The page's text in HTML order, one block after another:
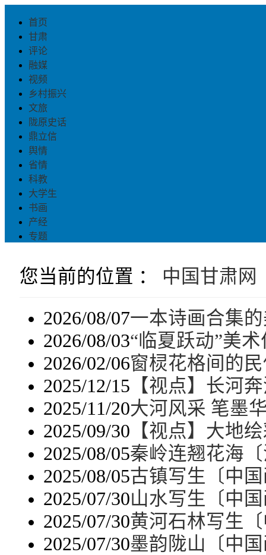
首页
甘肃
评论
融媒
视频
乡村振兴
文旅
陇原史话
鼎立信
舆情
省情
科教
大学生
书画
产经
专题
您当前的位置 ： 中国甘肃网
2026/08/07一本诗画合集
2026/08/03“临夏跃动”美
2026/02/06窗棂花格间的
2025/12/15 【视点】长河
2025/11/20大河风采 笔墨
2025/09/30 【视点】大地
2025/08/05秦岭连翘花海
2025/08/05古镇写生〔中
2025/07/30山水写生〔中
2025/07/30黄河石林写生
2025/07/30墨韵陇山〔中